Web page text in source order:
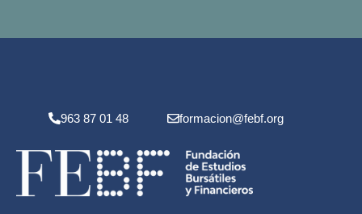
963 87 01 48 formacion@febf.org